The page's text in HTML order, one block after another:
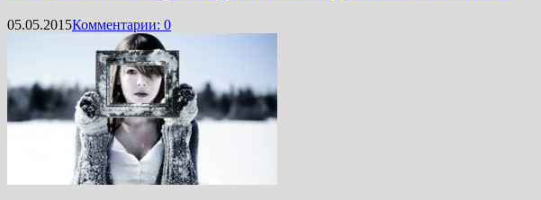
05.05.2015Комментарии: 0